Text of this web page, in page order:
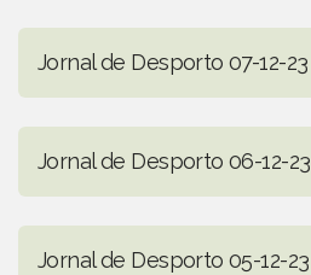
Jornal de Desporto 07-12-23
Jornal de Desporto 06-12-23
Jornal de Desporto 05-12-23